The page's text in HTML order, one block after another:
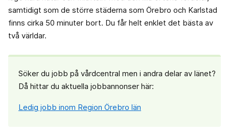
samtidigt som de större städerna som Örebro och Karlstad
finns cirka 50 minuter bort. Du får helt enklet det bästa av
två världar.
Söker du jobb på vårdcentral men i andra delar av länet?
Då hittar du aktuella jobbannonser här:
Ledig jobb inom Region Örebro län